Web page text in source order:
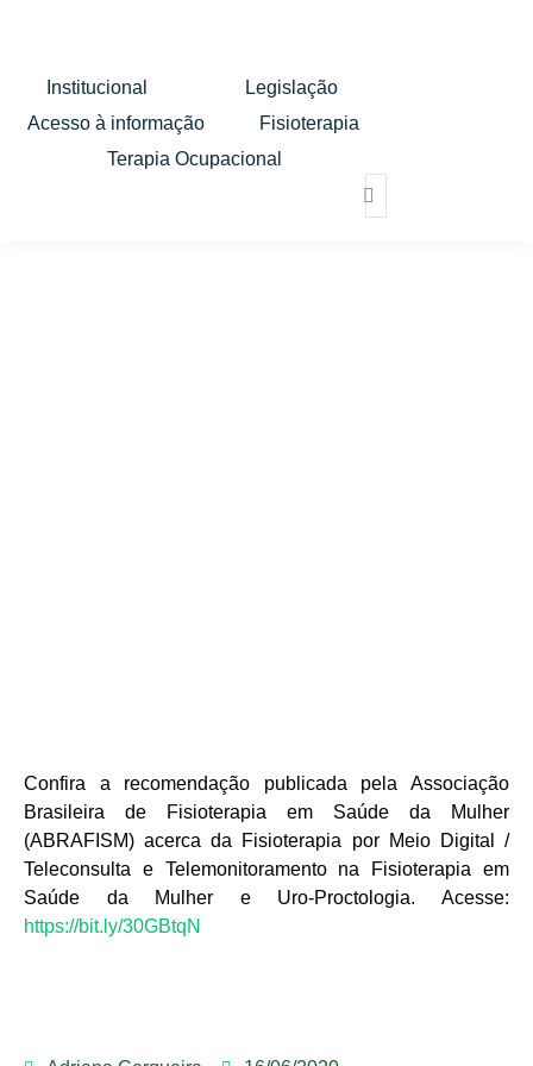
Institucional
Legislação
Acesso à informação
Fisioterapia
Terapia Ocupacional
Confira a recomendação publicada pela Associação
Brasileira de Fisioterapia em Saúde da Mulher
(ABRAFISM) acerca da Fisioterapia por Meio Digital /
Teleconsulta e Telemonitoramento na Fisioterapia em
Saúde da Mulher e Uro-Proctologia. Acesse:
https://bit.ly/30GBtqN